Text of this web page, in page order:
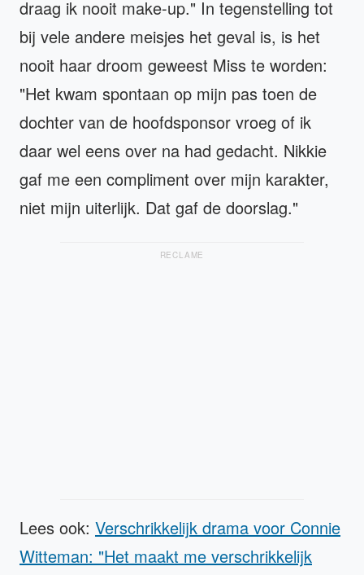
draag ik nooit make-up." In tegenstelling tot
bij vele andere meisjes het geval is, is het
nooit haar droom geweest Miss te worden:
"Het kwam spontaan op mijn pas toen de
dochter van de hoofdsponsor vroeg of ik
daar wel eens over na had gedacht. Nikkie
gaf me een compliment over mijn karakter,
niet mijn uiterlijk. Dat gaf de doorslag."
RECLAME
Lees ook: Verschrikkelijk drama voor Connie
Witteman: "Het maakt me verschrikkelijk